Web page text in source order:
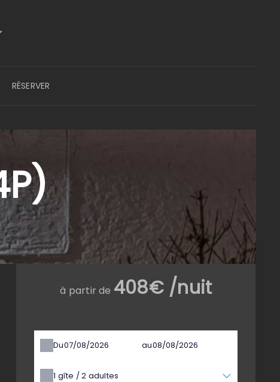
RÉSERVER
à partir de 408€ /nuit
Du au
1 gîte /2 adultes